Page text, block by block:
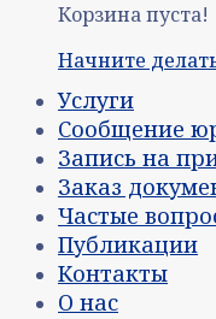
Корзина пуста!
Начните
Услуги
Сообщение
Запись на
Заказ
Частые
Публикации
Контакты
О нас